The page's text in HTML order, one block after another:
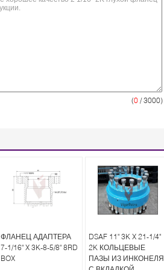
(0 / 3000)
ФЛАНЕЦ АДАПТЕРА
7-1/16" X 3K-8-5/8" 8RD
BOX
DSAF 11" 3K X 21-1/4"
2K КОЛЬЦЕВЫЕ
ПАЗЫ ИЗ ИНКОНЕЛЯ